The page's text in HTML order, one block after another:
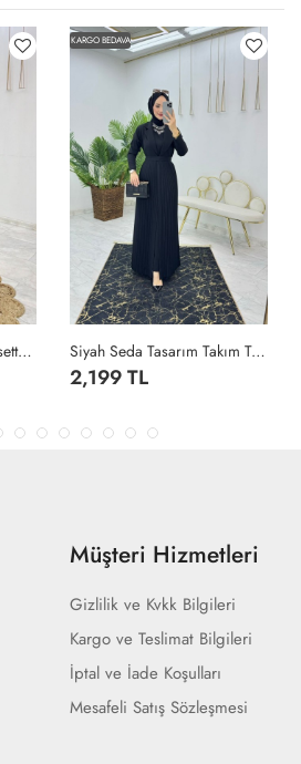
Haki Joker Etek Takım Tesettür Giyim Haki
KARGO BEDAVA
Siyah Seda Tasarım Takım Tesettür Giyim Siyah
2,199 TL
Müşteri Hizmetleri
Gizlilik ve Kvkk Bilgileri
Kargo ve Teslimat Bilgileri
İptal ve İade Koşulları
Mesafeli Satış Sözleşmesi